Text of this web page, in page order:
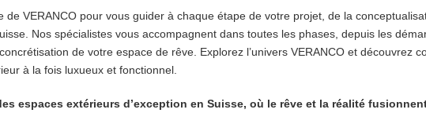
de VERANCO pour vous guider à chaque étape de votre projet, de la
Nos spécialistes vous accompagnent dans toutes les phases, depuis les
de votre espace de rêve. Explorez l’univers VERANCO et découvrez
à la fois luxueux et fonctionnel.
espaces extérieurs d’exception en Suisse, où le rêve et la réalité